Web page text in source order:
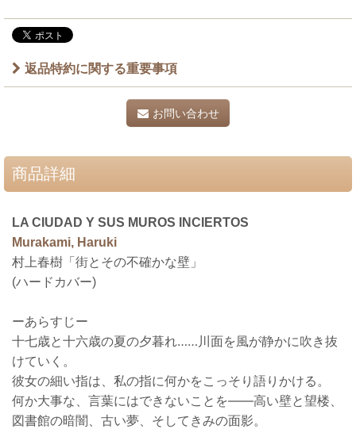
返品特約に関する重要事項
お問い合わせ
商品詳細
LA CIUDAD Y SUS MUROS INCIERTOS
Murakami, Haruki
村上春樹「 街とその不確かな壁 」
(ハードカバー)
ーあらすじー
十七歳と十六歳の夏の夕暮れ……川面を風が静かに吹き抜
けていく。
彼女の細い指は、私の指に何かをこっそり語りかける。
何か大事な、言葉にはできないことを――高い壁と望楼、
図書館の暗闇、古い夢、そしてきみの面影。